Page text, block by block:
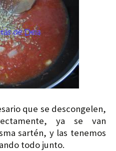
que se descongelen,
ya se van
sartén, y las tenemos
todo junto.